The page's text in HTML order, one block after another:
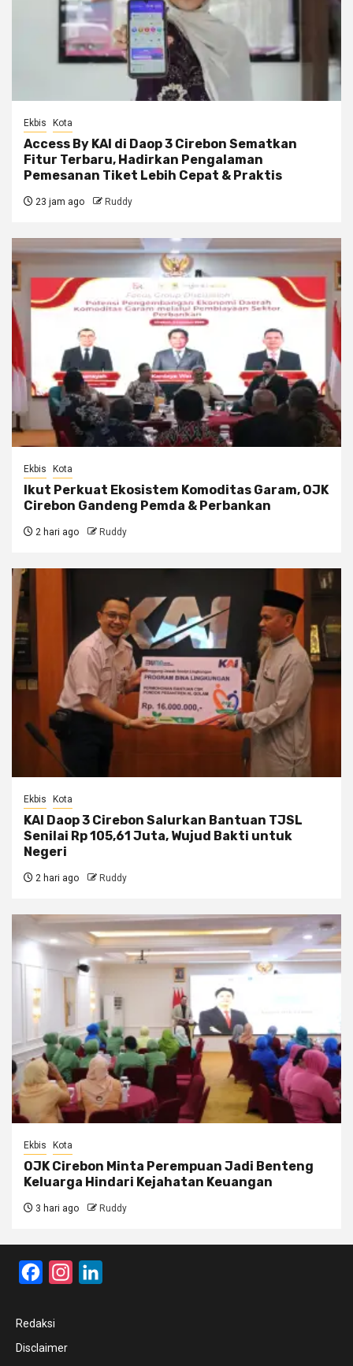
Ekbis Kota
Access By KAI di Daop 3 Cirebon Sematkan
Fitur Terbaru, Hadirkan Pengalaman
Pemesanan Tiket Lebih Cepat & Praktis
23 jam ago Ruddy
Ekbis Kota
Ikut Perkuat Ekosistem Komoditas Garam, OJK
Cirebon Gandeng Pemda & Perbankan
2 hari ago Ruddy
Ekbis Kota
KAI Daop 3 Cirebon Salurkan Bantuan TJSL
Senilai Rp 105,61 Juta, Wujud Bakti untuk
Negeri
2 hari ago Ruddy
Ekbis Kota
OJK Cirebon Minta Perempuan Jadi Benteng
Keluarga Hindari Kejahatan Keuangan
3 hari ago Ruddy
FacebookInstagram
Redaksi
Disclaimer